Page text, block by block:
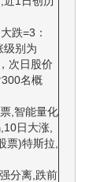
跌=3：
别为
次日股价
名概
,智能量化
日大涨,
票)特斯拉,
分离,跌前